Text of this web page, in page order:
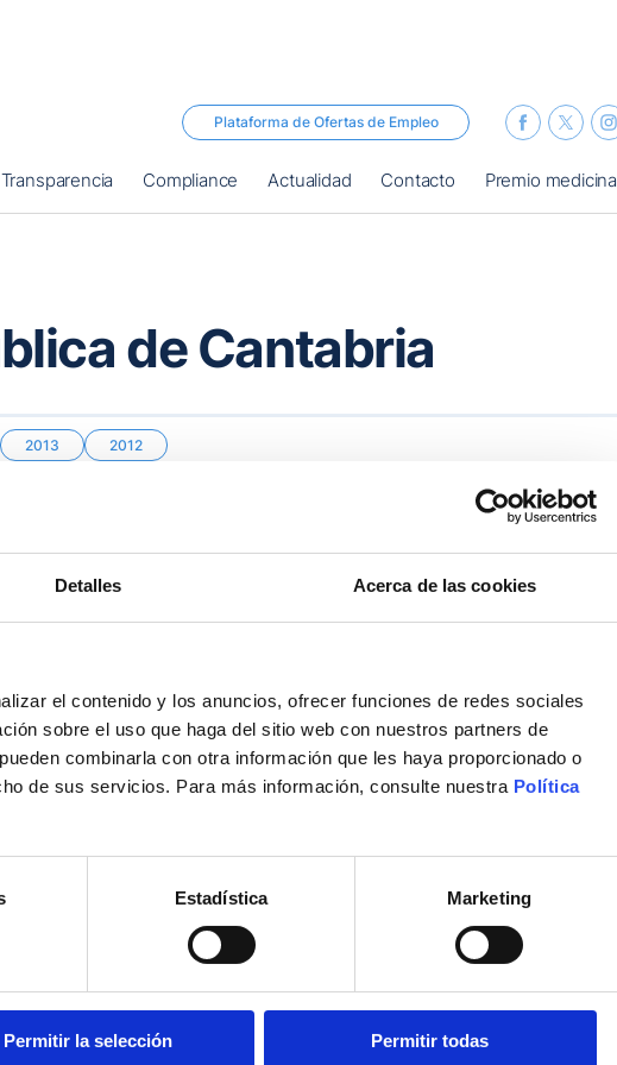
Detalles Acerca de las cookies
el contenido y los anuncios, ofrecer funciones de redes sociales
sobre el uso que haga del sitio web con nuestros partners de
combinarla con otra información que les haya proporcionado o
de sus servicios. Para más información, consulte nuestra Política
Estadística Marketing
Permitir la selección Permitir todas
Plataforma de Ofertas de Empleo
Transparencia Compliance Actualidad Contacto Premio medicina
de Cantabria
2013 2012